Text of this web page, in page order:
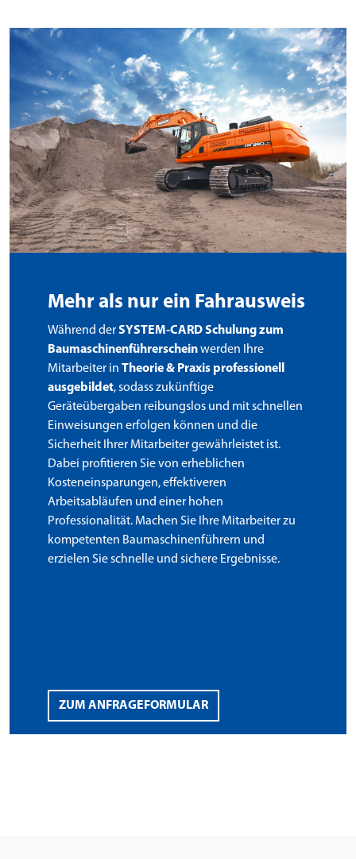
Mehr als nur ein Fahrausweis
Während derSYSTEM-CARD Schulung zum
Baumaschinenführerscheinwerden Ihre
Mitarbeiter in Theorie & Praxis professionell
ausgebildet, sodass zukünftige
Geräteübergaben reibungslos und mit schnellen
Einweisungen erfolgen können und die
Sicherheit Ihrer Mitarbeiter gewährleistet ist.
Dabei profitieren Sie von erheblichen
Kosteneinsparungen, effektiveren
Arbeitsabläufen und einer hohen
Professionalität. Machen Sie Ihre Mitarbeiter zu
kompetenten Baumaschinenführern und
erzielen Sie schnelle und sichere Ergebnisse.
ZUM ANFRAGEFORMULAR